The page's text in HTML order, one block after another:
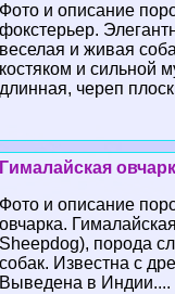
Фото и описание
фокстерьер.
веселая и живая
костяком и сильной
длинная, череп
Гималайская
Фото и описание
овчарка.
Sheepdog), порода
собак. Известна с
Выведена в Индии....